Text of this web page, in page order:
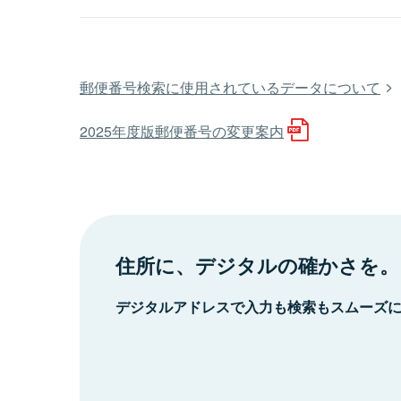
郵便番号検索に使用されているデータについて
2025年度版郵便番号の変更案内
住所に、デジタルの確かさを。
デジタルアドレスで入力も検索もスムーズ